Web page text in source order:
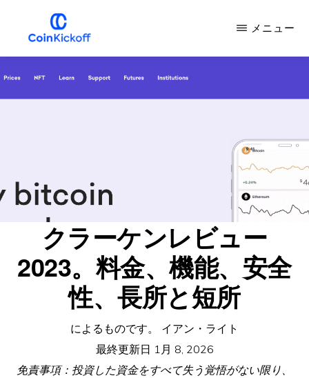
ン
コ
ン
へ
COIN
ッ
ク
メニュー
クラーケンレビュー
2023。料金、機能、安全
性、長所と短所
によるものです。 イアン・ライト
最終更新日 1月 8, 2026
免責事項：投資した資金をすべて失う覚悟がない限り、